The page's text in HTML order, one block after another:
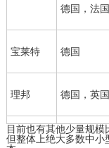
德国，法
宝莱特 德国
理邦 德国，英国
目前也有其他少量规模
但整体上绝大多数中小